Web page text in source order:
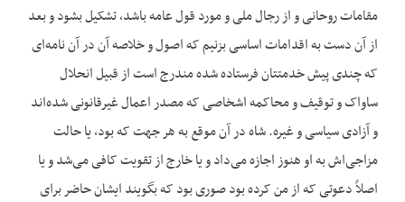
مقامات روحانی و از رجال ملی و مورد قول عامه باشد، تشکیل بشود و بعد
از آن دست به اقدامات اساسی بزنیم که اصول و خلاصه آن در آن نامه‌‌ای
که چندی پیش خدمتتان فرستاده شده مندرج است از قبیل انحلال
ساواک و توقیف و محاکمه اشخاصی که مصدر اعمال غیرقانونی شده‌‌اند
و آزادی سیاسی و غیره. شاه در آن موقع به هر جهت که بود، یا حالت
مزاجی‌‌اش به او هنوز اجازه می‌‌داد و یا خارج از تقویت کافی می‌‌شد و یا
اصلاً دعوتی که از من کرده بود صوری بود که بگویند ایشان حاضر برای